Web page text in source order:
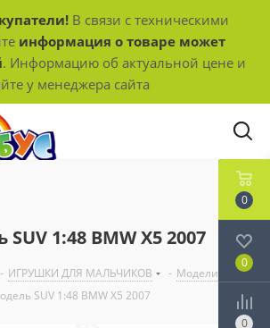
В связи с техническими
информация о товаре может
. Информацию об актуальной цене и
у менеджера сайта
1:48 BMW X5 2007
- ИГРУШКИ ДЛЯ МАЛЬЧИКОВ - Модели
-
SUV 1:48 BMW X5 2007
0
0
0